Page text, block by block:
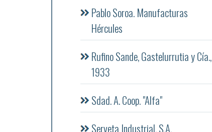
Pablo Soroa. Manufacturas
Hércules
Rufino Sande, Gastelurrutia y Cía.,
1933
Sdad. A. Coop. "Alfa"
Serveta Industrial, S.A.